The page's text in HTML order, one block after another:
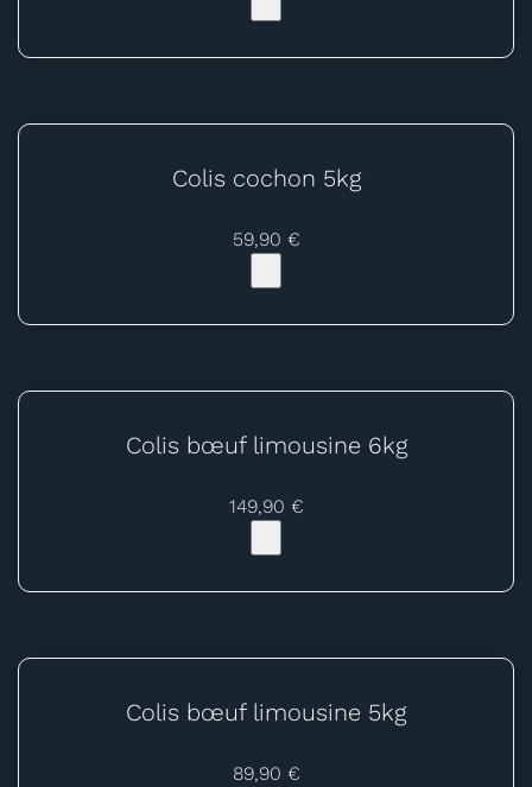
Colis cochon 5kg
59,90 €
Colis bœuf limousine 6kg
149,90 €
Colis bœuf limousine 5kg
89,90 €